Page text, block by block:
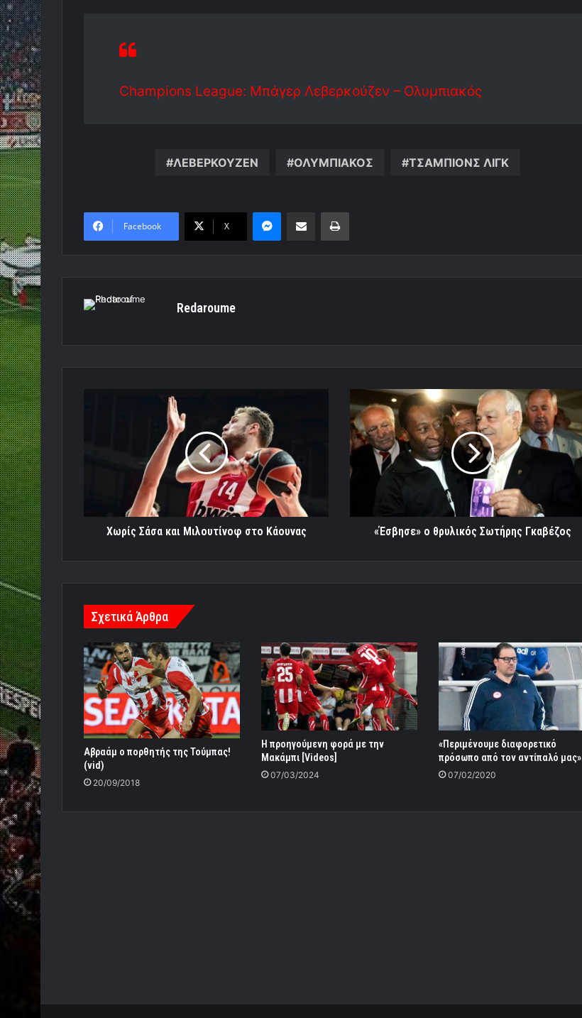
Champions League: Μπάγερ Λεβερκούζεν – Ολυμπιακός
ΛΕΒΕΡΚΟΥΖΕΝ ΟΛΥΜΠΙΑΚΟΣ ΤΣΑΜΠΙΟΝΣ ΛΙΓΚ
Facebook X
MessengerΚοινοποίηση μέσω ηλεκτρονικού ταχυδρομείουΕκτύπωση
Redaroume
Xωρίς Σάσα και Μιλουτίνοφ στο Κάουνας
«Έσβησε»
ο
θρυλικός
Σωτήρης
Γκαβέζος
«Έσβησε» ο θρυλικός Σωτήρης Γκαβέζος
Σχετικά Άρθρα
Αβραάμ ο πορθητής της Τούμπας!
(vid)
20/09/2018
Η προηγούμενη φορά με την
Μακάμπι [Videos]
07/03/2024
«Περιμένουμε διαφορετικό
πρόσωπο από τον αντίπαλό μας»
07/02/2020